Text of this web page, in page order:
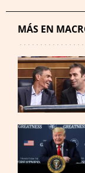
MÁS EN